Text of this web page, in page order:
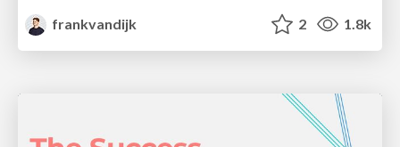
frankvandijk
2 1.8k